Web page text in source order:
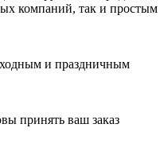
компаний, так и простым
и праздничным
принять ваш заказ